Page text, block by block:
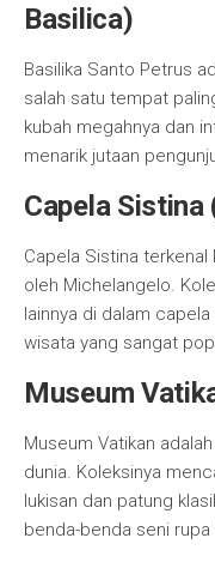
Basilica)
Basilika Santo Petrus
salah satu tempat
kubah megahnya dan
menarik jutaan
Capela Sistina
Capela Sistina
oleh Michelangelo.
lainnya di dalam
wisata yang sangat
Museum
Museum Vatikan
dunia. Koleksinya
lukisan dan patung
benda-benda seni